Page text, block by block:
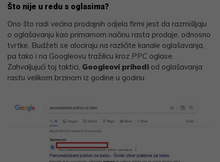
Što nije u redu s oglasima?
Ono što radi većina prodajnih odjela firmi jest da razmišljaju
o oglašavanju kao primarnom načinu rasta prodaje, odnosno
tvrtke. Budžeti se alociraju na različite kanale oglašavanja,
pa tako i na Googleovu tražilicu kroz PPC oglase.
Zahvaljujući toj taktici, Googleovi prihodi od oglašavanja
rastu velikom brzinom iz godine u godinu.